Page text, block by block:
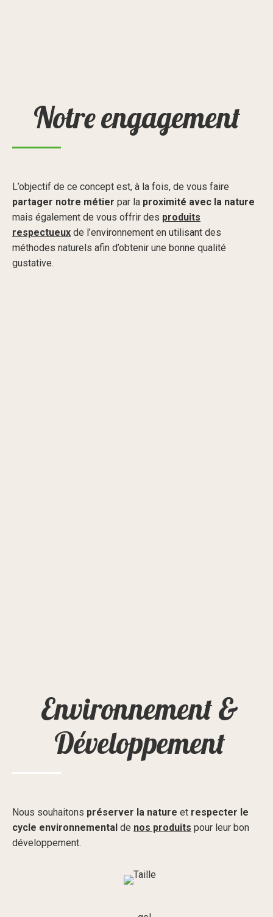
Notre engagement
L’objectif de ce concept est, à la fois, de vous faire
partager notre métier par la proximité avec la nature
mais également de vous offrir des produits
respectueux de l’environnement en utilisant des
méthodes naturels afin d’obtenir une bonne qualité
gustative.
Environnement &
Développement
Nous souhaitons préserver la nature et respecter le
cycle environnemental de nos produits pour leur bon
développement.